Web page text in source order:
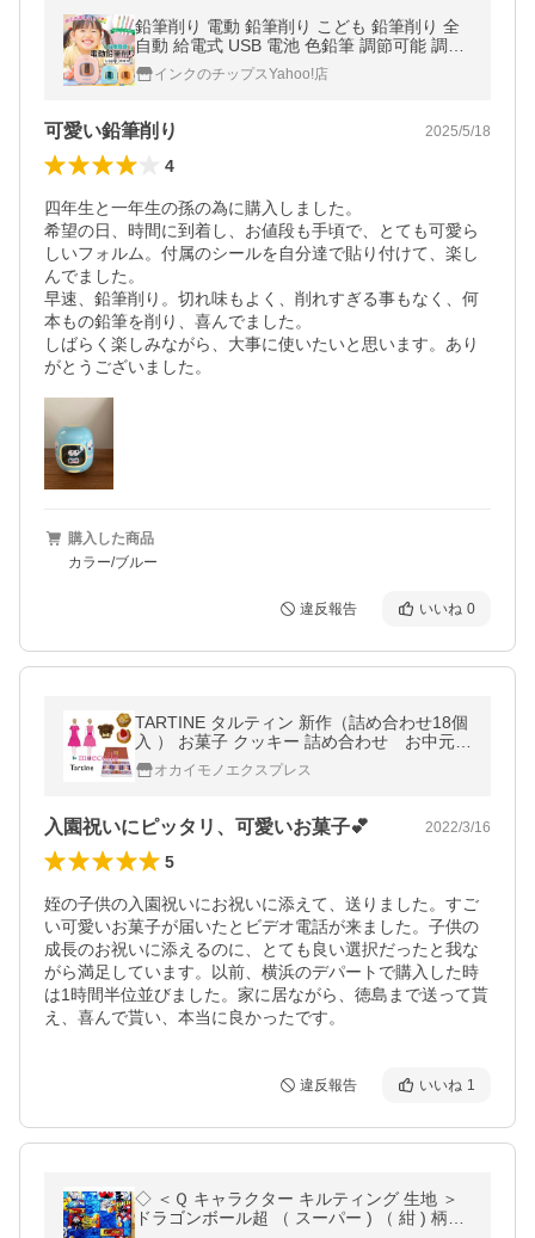
鉛筆削り 電動 鉛筆削り こども 鉛筆削り 全
自動 給電式 USB 電池 色鉛筆 調節可能 調節
機能付き えんぴつ削り 鉛筆けずり おしゃれ
スタイリッシュ deli
インクのチップスYahoo!店
可愛い鉛筆削り 2025/5/18
4
四年生と一年生の孫の為に購入しました。
希望の日、時間に到着し、お値段も手頃で、とても可愛ら
しいフォルム。付属のシールを自分達で貼り付けて、楽し
んでました。
早速、鉛筆削り。切れ味もよく、削れすぎる事もなく、何
本もの鉛筆を削り、喜んでました。
しばらく楽しみながら、大事に使いたいと思います。あり
がとうございました。
購入した商品
カラー/ブルー
違反報告 いいね 0
TARTINE タルティン 新作（詰め合わせ18個
入 ） お菓子 クッキー 詰め合わせ お中元
御中元
オカイモノエクスプレス
入園祝いにピッタリ、可愛いお菓子💕 2022/3/16
5
姪の子供の入園祝いにお祝いに添えて、送りました。すご
い可愛いお菓子が届いたとビデオ電話が来ました。子供の
成長のお祝いに添えるのに、とても良い選択だったと我な
がら満足しています。以前、横浜のデパートで購入した時
は1時間半位並びました。家に居ながら、徳島まで送って貰
え、喜んで貰い、本当に良かったです。
違反報告 いいね 1
◇ ＜Ｑ キャラクター キルティング 生地 ＞
ドラゴンボール超 （ スーパー ) （ 紺 ) 柄番